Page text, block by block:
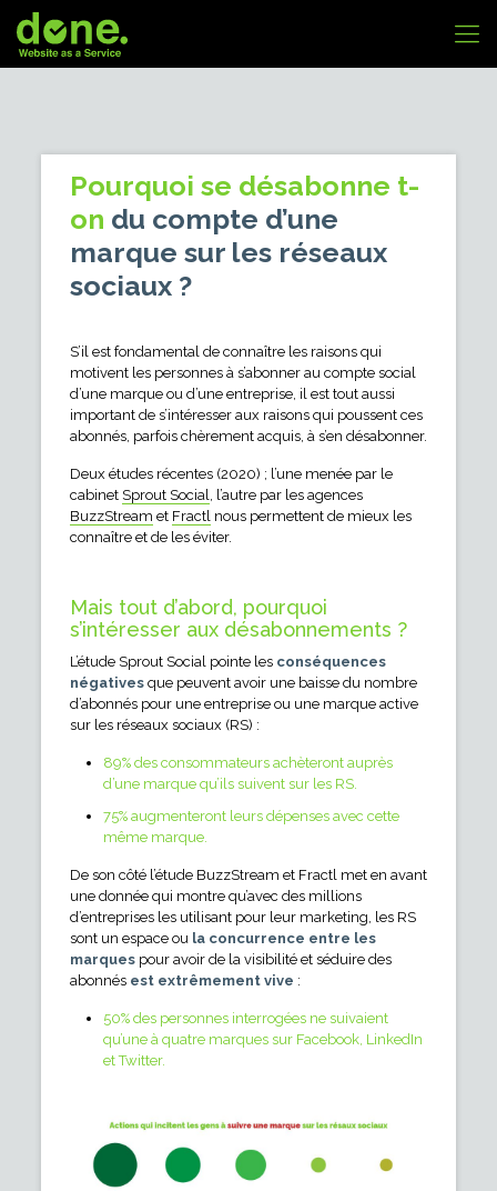
Pourquoi se désabonne t-
on du compte d’une
marque sur les réseaux
sociaux ?
S’il est fondamental de connaître les raisons qui
motivent les personnes à s’abonner au compte social
d’une marque ou d’une entreprise, il est tout aussi
important de s’intéresser aux raisons qui poussent ces
abonnés, parfois chèrement acquis, à s’en désabonner.
Deux études récentes (2020) ; l’une menée par le
cabinet Sprout Social , l’autre par les agences
BuzzStream et Fractl nous permettent de mieux les
connaître et de les éviter.
Mais tout d’abord, pourquoi
s’intéresser aux désabonnements ?
L’étude Sprout Social pointe les conséquences
négativesque peuvent avoir une baisse du nombre
d’abonnés pour une entreprise ou une marque active
sur les réseaux sociaux (RS) :
89% des consommateurs achèteront auprès
d’une marque qu’ils suivent sur les RS.
75% augmenteront leurs dépenses avec cette
même marque.
De son côté l’étude BuzzStream et Fractl met en avant
une donnée qui montre qu’avec des millions
d’entreprises les utilisant pour leur marketing, les RS
sont un espace ou la concurrence entre les
marquespour avoir de la visibilité et séduire des
abonnés est extrêmement vive :
50% des personnes interrogées ne suivaient
qu’une à quatre marques sur Facebook, LinkedIn
et Twitter.